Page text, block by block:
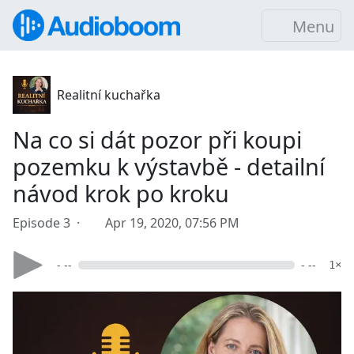
Menu
Realitní kuchařka
Na co si dát pozor při koupi
pozemku k výstavbě - detailní
návod krok po kroku
Episode 3 · Apr 19, 2020, 07:56 PM
- -- - -- 1×